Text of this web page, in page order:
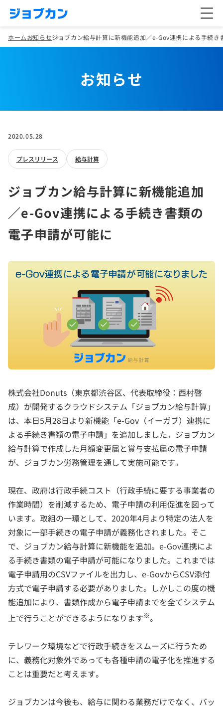
ホームお知らせジョブカン給与計算に新機能追加／e-Gov連携による手続き
お知らせ
2020.05.28
プレスリリース 給与計算
ジョブカン給与計算に新機能追加
／e-Gov連携による手続き書類の
電子申請が可能に
株式会社Donuts（東京都渋谷区、代表取締役：西村啓
成）が開発するクラウドシステム「ジョブカン給与計算」
は、本日5月28日より新機能「e-Gov（イーガブ）連携に
よる手続き書類の電子申請」を追加しました。ジョブカン
給与計算で作成した月額変更届と賞与支払届の電子申請
が、ジョブカン労務管理を通して実施可能です。
現在、政府は行政手続コスト（行政手続に要する事業者の
作業時間）を削減するため、電子申請の利用促進を図って
います。取組の一環として、2020年4月より特定の法人を
対象に一部手続きの電子申請が義務化されました。そこ
で、ジョブカン給与計算に新機能を追加。e-Gov連携によ
る手続き書類の電子申請が可能になりました。これまでは
電子申請用のCSVファイルを出力し、e-GovからCSV添付
方式で電子申請する必要がありました。しかしこの度の機
能追加により、書類作成から電子申請までを全てシステム
上で行うことができるようになります※。
テレワーク環境などで行政手続きをスムーズに行うため
に、義務化対象外であっても各種申請の電子化を推進する
ことは重要だと考えます。
ジョブカンは今後も、給与に関わる業務だけでなく、バッ